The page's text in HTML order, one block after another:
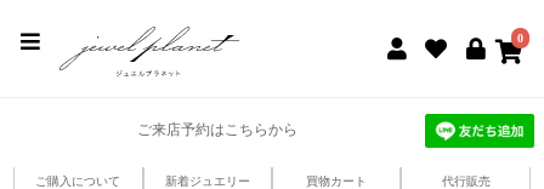
0
ご来店予約はこちらから
ご購入について 新着ジュエリー 買物カート 代行販売